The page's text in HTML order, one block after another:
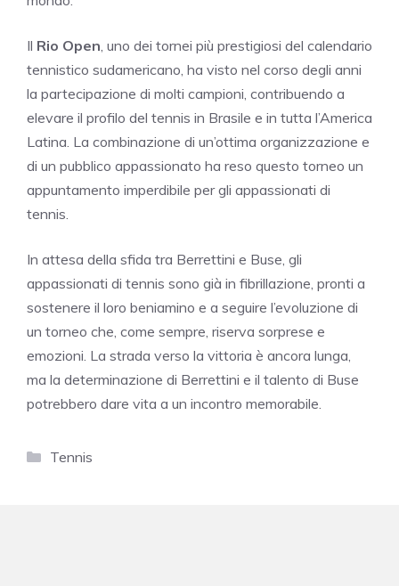
Il Rio Open , uno dei tornei più prestigiosi del calendario
tennistico sudamericano, ha visto nel corso degli anni
la partecipazione di molti campioni, contribuendo a
elevare il profilo del tennis in Brasile e in tutta l’America
Latina. La combinazione di un’ottima organizzazione e
di un pubblico appassionato ha reso questo torneo un
appuntamento imperdibile per gli appassionati di
tennis.
In attesa della sfida tra Berrettini e Buse, gli
appassionati di tennis sono già in fibrillazione, pronti a
sostenere il loro beniamino e a seguire l’evoluzione di
un torneo che, come sempre, riserva sorprese e
emozioni. La strada verso la vittoria è ancora lunga,
ma la determinazione di Berrettini e il talento di Buse
potrebbero dare vita a un incontro memorabile.
Categorie
Tennis